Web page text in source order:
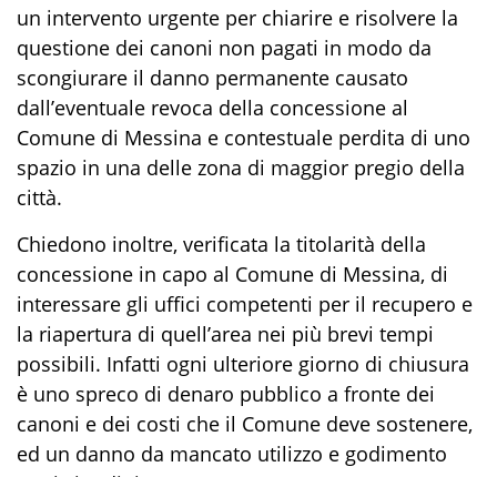
un intervento urgente per chiarire e risolvere la
questione dei canoni non pagati in modo da
scongiurare il danno permanente causato
dall’eventuale revoca della concessione al
Comune di Messina e contestuale perdita di uno
spazio in una delle zona di maggior pregio della
città.
Chiedono inoltre, verificata la titolarità della
concessione in capo al Comune di Messina, di
interessare gli uffici competenti per il recupero e
la riapertura di quell’area nei più brevi tempi
possibili. Infatti ogni ulteriore giorno di chiusura
è uno spreco di denaro pubblico a fronte dei
canoni e dei costi che il Comune deve sostenere,
ed un danno da mancato utilizzo e godimento